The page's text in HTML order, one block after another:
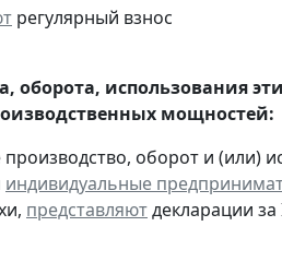
регулярный взнос
оборота, использования
мощностей:
оборот и (или)
индивидуальные
представляютдекларации за